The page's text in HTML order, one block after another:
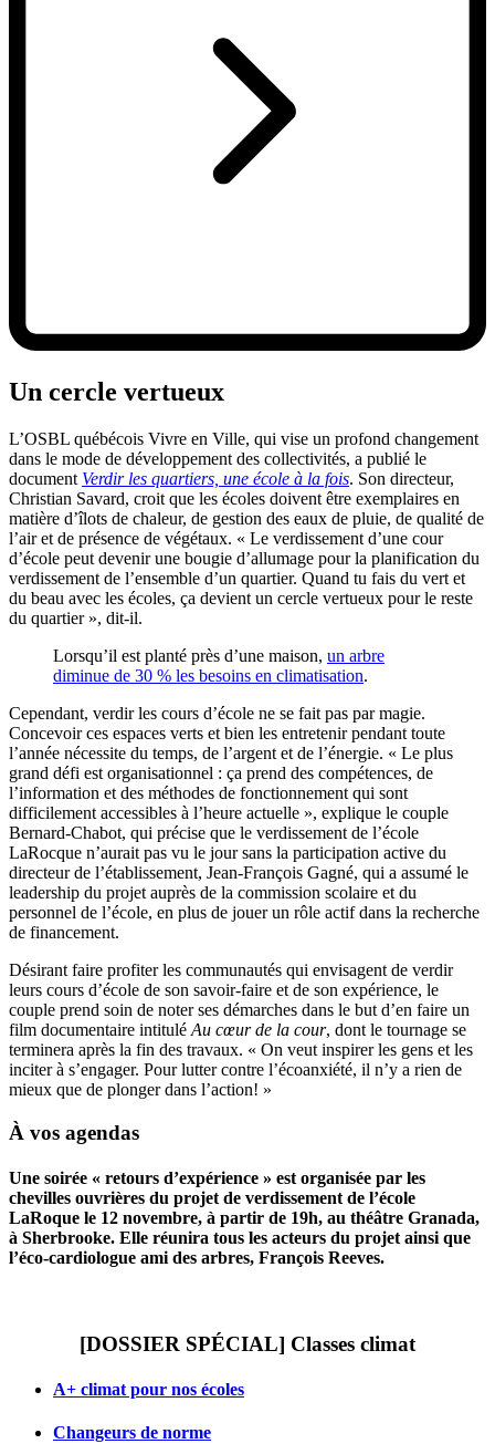
Un cercle vertueux
L’OSBL québécois Vivre en Ville, qui vise un profond changement
dans le mode de développement des collectivités, a publié le
document Verdir les quartiers, une école à la fois. Son directeur,
Christian Savard, croit que les écoles doivent être exemplaires en
matière d’îlots de chaleur, de gestion des eaux de pluie, de qualité de
l’air et de présence de végétaux. « Le verdissement d’une cour
d’école peut devenir une bougie d’allumage pour la planification du
verdissement de l’ensemble d’un quartier. Quand tu fais du vert et
du beau avec les écoles, ça devient un cercle vertueux pour le reste
du quartier », dit-il.
Lorsqu’il est planté près d’une maison, un arbre
diminue de 30 % les besoins en climatisation.
Cependant, verdir les cours d’école ne se fait pas par magie.
Concevoir ces espaces verts et bien les entretenir pendant toute
l’année nécessite du temps, de l’argent et de l’énergie. « Le plus
grand défi est organisationnel : ça prend des compétences, de
l’information et des méthodes de fonctionnement qui sont
difficilement accessibles à l’heure actuelle », explique le couple
Bernard-Chabot, qui précise que le verdissement de l’école
LaRocque n’aurait pas vu le jour sans la participation active du
directeur de l’établissement, Jean-François Gagné, qui a assumé le
leadership du projet auprès de la commission scolaire et du
personnel de l’école, en plus de jouer un rôle actif dans la recherche
de financement.
Désirant faire profiter les communautés qui envisagent de verdir
leurs cours d’école de son savoir-faire et de son expérience, le
couple prend soin de noter ses démarches dans le but d’en faire un
film documentaire intitulé Au cœur de la cour, dont le tournage se
terminera après la fin des travaux. « On veut inspirer les gens et les
inciter à s’engager. Pour lutter contre l’écoanxiété, il n’y a rien de
mieux que de plonger dans l’action! »
À vos agendas
Une soirée « retours d’expérience » est organisée par les
chevilles ouvrières du projet de verdissement de l’école
LaRoque le 12 novembre, à partir de 19h, au théâtre Granada,
à Sherbrooke. Elle réunira tous les acteurs du projet ainsi que
l’éco-cardiologue ami des arbres, François Reeves.
[DOSSIER SPÉCIAL] Classes climat
A+ climat pour nos écoles
Changeurs de norme